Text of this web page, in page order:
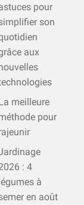
pour
son
aux
meilleure
pour
: 4
à
en août